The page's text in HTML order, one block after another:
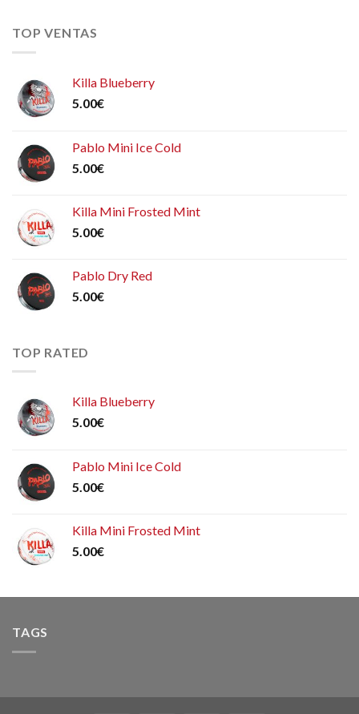
TOP VENTAS
Killa Blueberry
5.00€
Pablo Mini Ice Cold
5.00€
Killa Mini Frosted Mint
5.00€
Pablo Dry Red
5.00€
TOP RATED
Killa Blueberry
5.00€
Pablo Mini Ice Cold
5.00€
Killa Mini Frosted Mint
5.00€
TAGS